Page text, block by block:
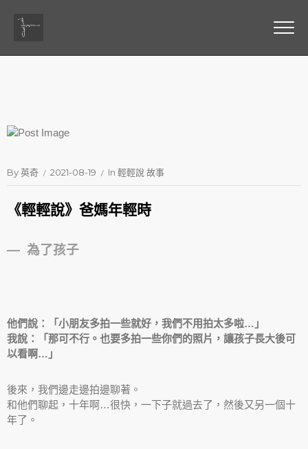
By英奇 2021-08-19 In 輕輕說 故事
《輕輕說》爸媽年輕時
— 為了孩子
他們說：「小朋友多拍一些就好，我們不用拍太多啦…」
我說：「那可不行。也要多拍一些你們的照片，讓孩子長大後可
以看啊…」
後來，我們邊走邊拍邊聊著。
和他們聊起，十年啊…很快，一下子就過去了，然後又另一個十
年了。